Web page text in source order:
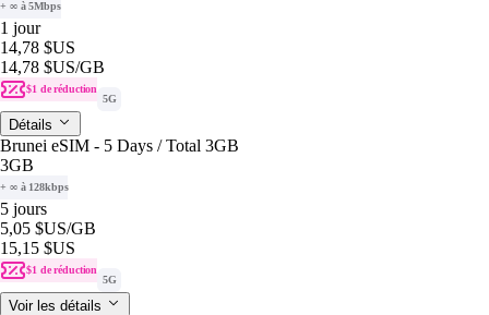
+ ∞ à 5Mbps
1 jour
14,78 $US
14,78 $US/GB
$1 de réduction
5G
Détails
Brunei eSIM - 5 Days / Total 3GB
3GB
+ ∞ à 128kbps
5 jours
5,05 $US/GB
15,15 $US
$1 de réduction
5G
Voir les détails